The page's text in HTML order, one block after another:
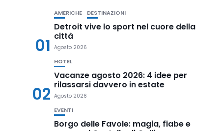
01
AMERICHE DESTINAZIONI
Detroit vive lo sport nel cuore della
città
Agosto 2026
02
HOTEL
Vacanze agosto 2026: 4 idee per
rilassarsi davvero in estate
Agosto 2026
EVENTI
Borgo delle Favole: magia, fiabe e